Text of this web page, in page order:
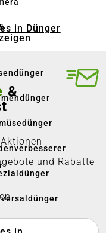
in Dünger
&
und Rabatte